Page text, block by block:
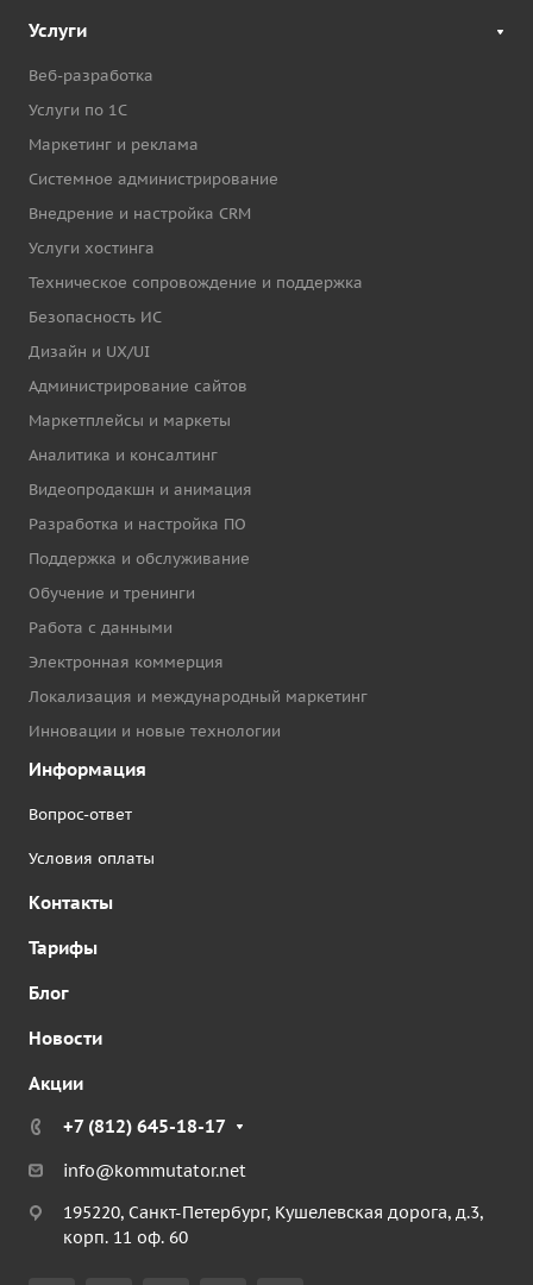
Услуги
Веб-разработка
Услуги по 1С
Маркетинг и реклама
Системное администрирование
Внедрение и настройка CRM
Услуги хостинга
Техническое сопровождение и поддержка
Безопасность ИС
Дизайн и UX/UI
Администрирование сайтов
Маркетплейсы и маркеты
Аналитика и консалтинг
Видеопродакшн и анимация
Разработка и настройка ПО
Поддержка и обслуживание
Обучение и тренинги
Работа с данными
Электронная коммерция
Локализация и международный маркетинг
Инновации и новые технологии
Информация
Вопрос-ответ
Условия оплаты
Контакты
Тарифы
Блог
Новости
Акции
+7 (812) 645-18-17
info@kommutator.net
195220, Санкт-Петербург, Кушелевская дорога, д.3,
корп. 11 оф. 60